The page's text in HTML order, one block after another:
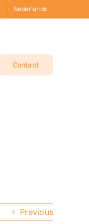
Nederlands
Contact
Previous